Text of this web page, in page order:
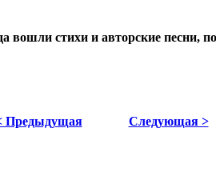
вошли стихи и авторские песни,
Предыдущая Следующая >